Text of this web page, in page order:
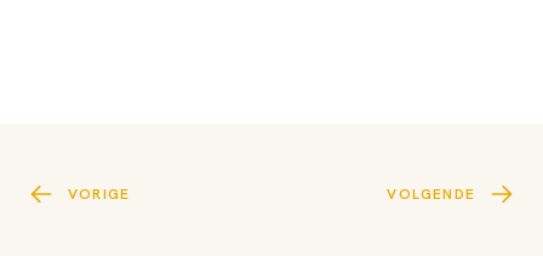
VORIGE VOLGENDE